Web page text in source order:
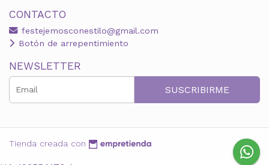
CONTACTO
festejemosconestilo@gmail.com
Botón de arrepentimiento
NEWSLETTER
SUSCRIBIRME
Tienda creada con